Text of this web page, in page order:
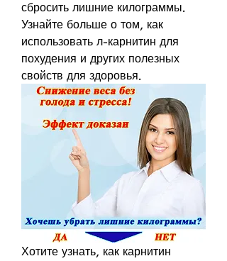
сбросить лишние килограммы.
Узнайте больше о том, как
использовать л-карнитин для
похудения и других полезных
свойств для здоровья.
Хотите узнать, как карнитин